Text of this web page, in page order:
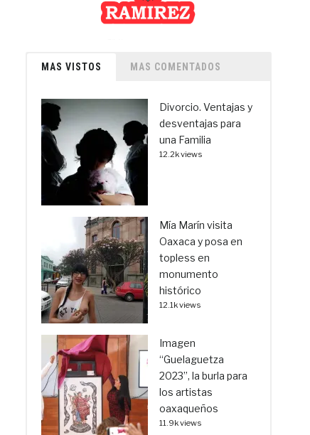
MAS VISTOS MAS COMENTADOS
Divorcio. Ventajas y
desventajas para
una Familia
12.2k views
Mía Marín visita
Oaxaca y posa en
topless en
monumento
histórico
12.1k views
Imagen
“Guelaguetza
2023”, la burla para
los artistas
oaxaqueños
11.9k views